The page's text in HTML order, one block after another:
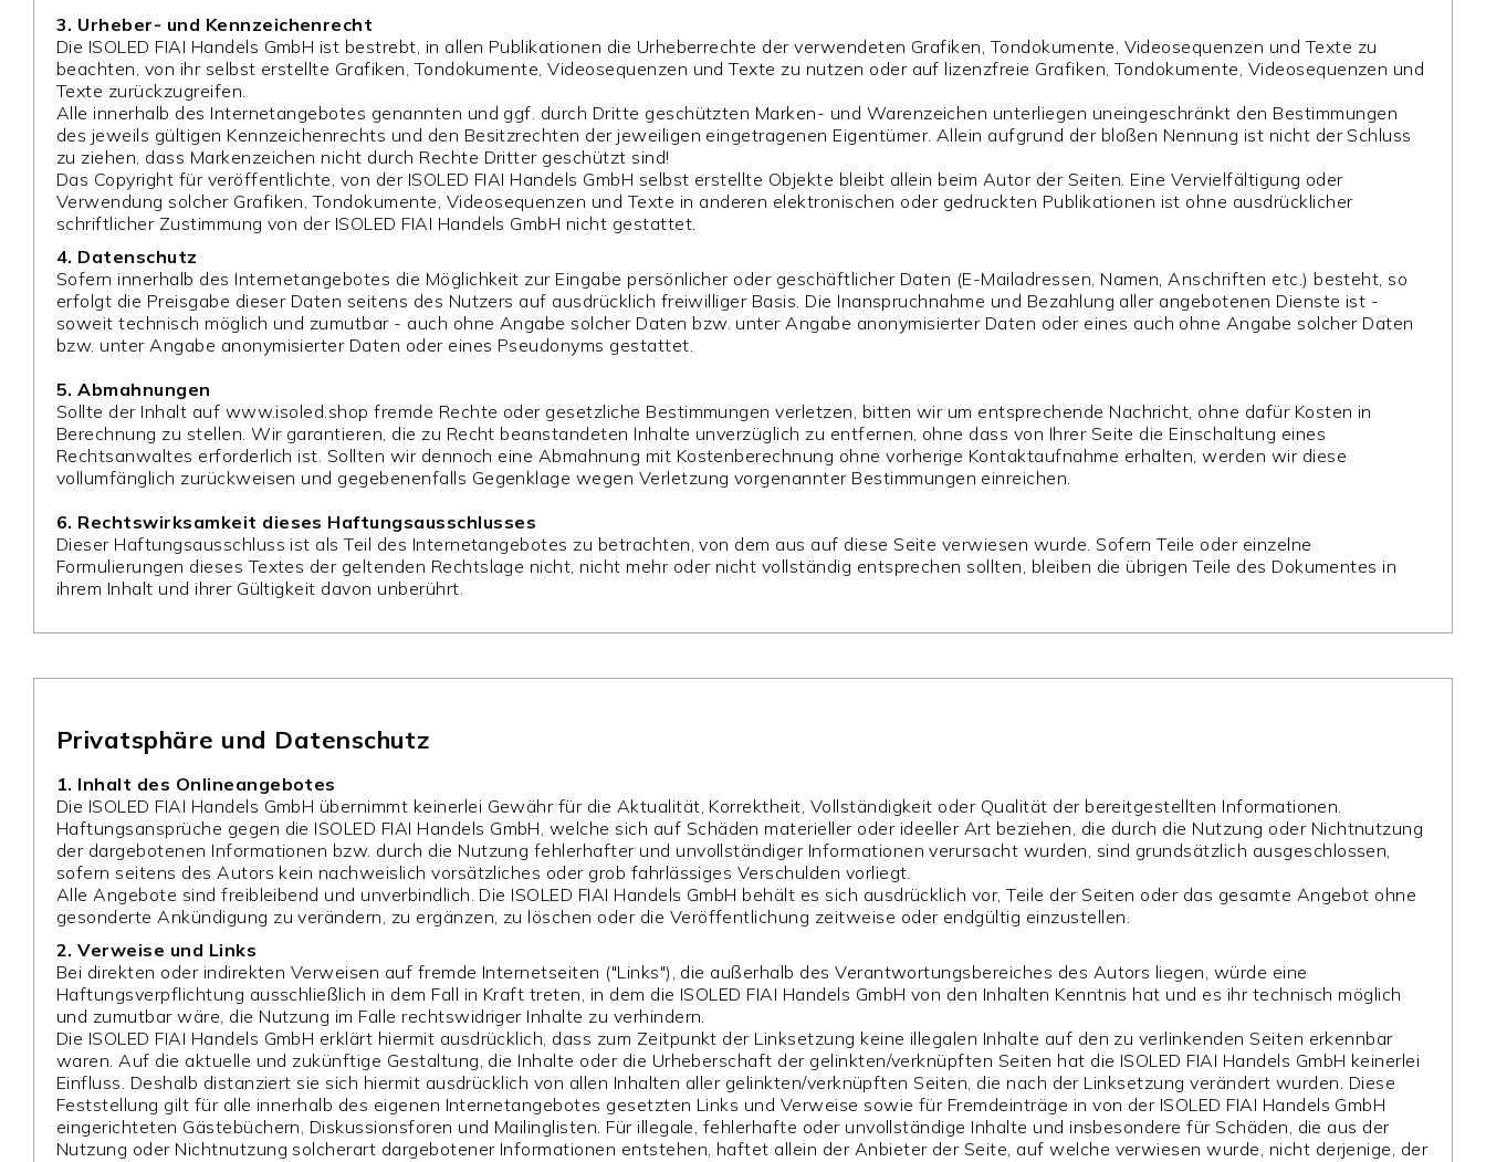
3. Urheber- und Kennzeichenrecht
Die ISOLED FIAI Handels GmbH ist bestrebt, in allen Publikationen die Urheberrechte der verwendeten Grafiken, Tondokumente, Videosequenzen und Texte zu
beachten, von ihr selbst erstellte Grafiken, Tondokumente, Videosequenzen und Texte zu nutzen oder auf lizenzfreie Grafiken, Tondokumente, Videosequenzen und
Texte zurückzugreifen.
Alle innerhalb des Internetangebotes genannten und ggf. durch Dritte geschützten Marken- und Warenzeichen unterliegen uneingeschränkt den Bestimmungen
des jeweils gültigen Kennzeichenrechts und den Besitzrechten der jeweiligen eingetragenen Eigentümer. Allein aufgrund der bloßen Nennung ist nicht der Schluss
zu ziehen, dass Markenzeichen nicht durch Rechte Dritter geschützt sind!
Das Copyright für veröffentlichte, von der ISOLED FIAI Handels GmbH selbst erstellte Objekte bleibt allein beim Autor der Seiten. Eine Vervielfältigung oder
Verwendung solcher Grafiken, Tondokumente, Videosequenzen und Texte in anderen elektronischen oder gedruckten Publikationen ist ohne ausdrücklicher
schriftlicher Zustimmung von der ISOLED FIAI Handels GmbH nicht gestattet.
4. Datenschutz
Sofern innerhalb des Internetangebotes die Möglichkeit zur Eingabe persönlicher oder geschäftlicher Daten (E-Mailadressen, Namen, Anschriften etc.) besteht, so
erfolgt die Preisgabe dieser Daten seitens des Nutzers auf ausdrücklich freiwilliger Basis. Die Inanspruchnahme und Bezahlung aller angebotenen Dienste ist -
soweit technisch möglich und zumutbar - auch ohne Angabe solcher Daten bzw. unter Angabe anonymisierter Daten oder eines auch ohne Angabe solcher Daten
bzw. unter Angabe anonymisierter Daten oder eines Pseudonyms gestattet.
5. Abmahnungen
Sollte der Inhalt auf www.isoled.shop fremde Rechte oder gesetzliche Bestimmungen verletzen, bitten wir um entsprechende Nachricht, ohne dafür Kosten in
Berechnung zu stellen. Wir garantieren, die zu Recht beanstandeten Inhalte unverzüglich zu entfernen, ohne dass von Ihrer Seite die Einschaltung eines
Rechtsanwaltes erforderlich ist. Sollten wir dennoch eine Abmahnung mit Kostenberechnung ohne vorherige Kontaktaufnahme erhalten, werden wir diese
vollumfänglich zurückweisen und gegebenenfalls Gegenklage wegen Verletzung vorgenannter Bestimmungen einreichen.
6. Rechtswirksamkeit dieses Haftungsausschlusses
Dieser Haftungsausschluss ist als Teil des Internetangebotes zu betrachten, von dem aus auf diese Seite verwiesen wurde. Sofern Teile oder einzelne
Formulierungen dieses Textes der geltenden Rechtslage nicht, nicht mehr oder nicht vollständig entsprechen sollten, bleiben die übrigen Teile des Dokumentes in
ihrem Inhalt und ihrer Gültigkeit davon unberührt.
Privatsphäre und Datenschutz
1. Inhalt des Onlineangebotes
Die ISOLED FIAI Handels GmbH übernimmt keinerlei Gewähr für die Aktualität, Korrektheit, Vollständigkeit oder Qualität der bereitgestellten Informationen.
Haftungsansprüche gegen die ISOLED FIAI Handels GmbH, welche sich auf Schäden materieller oder ideeller Art beziehen, die durch die Nutzung oder Nichtnutzung
der dargebotenen Informationen bzw. durch die Nutzung fehlerhafter und unvollständiger Informationen verursacht wurden, sind grundsätzlich ausgeschlossen,
sofern seitens des Autors kein nachweislich vorsätzliches oder grob fahrlässiges Verschulden vorliegt.
Alle Angebote sind freibleibend und unverbindlich. Die ISOLED FIAI Handels GmbH behält es sich ausdrücklich vor, Teile der Seiten oder das gesamte Angebot ohne
gesonderte Ankündigung zu verändern, zu ergänzen, zu löschen oder die Veröffentlichung zeitweise oder endgültig einzustellen.
2. Verweise und Links
Bei direkten oder indirekten Verweisen auf fremde Internetseiten ("Links"), die außerhalb des Verantwortungsbereiches des Autors liegen, würde eine
Haftungsverpflichtung ausschließlich in dem Fall in Kraft treten, in dem die ISOLED FIAI Handels GmbH von den Inhalten Kenntnis hat und es ihr technisch möglich
und zumutbar wäre, die Nutzung im Falle rechtswidriger Inhalte zu verhindern.
Die ISOLED FIAI Handels GmbH erklärt hiermit ausdrücklich, dass zum Zeitpunkt der Linksetzung keine illegalen Inhalte auf den zu verlinkenden Seiten erkennbar
waren. Auf die aktuelle und zukünftige Gestaltung, die Inhalte oder die Urheberschaft der gelinkten/verknüpften Seiten hat die ISOLED FIAI Handels GmbH keinerlei
Einfluss. Deshalb distanziert sie sich hiermit ausdrücklich von allen Inhalten aller gelinkten/verknüpften Seiten, die nach der Linksetzung verändert wurden. Diese
Feststellung gilt für alle innerhalb des eigenen Internetangebotes gesetzten Links und Verweise sowie für Fremdeinträge in von der ISOLED FIAI Handels GmbH
eingerichteten Gästebüchern, Diskussionsforen und Mailinglisten. Für illegale, fehlerhafte oder unvollständige Inhalte und insbesondere für Schäden, die aus der
Nutzung oder Nichtnutzung solcherart dargebotener Informationen entstehen, haftet allein der Anbieter der Seite, auf welche verwiesen wurde, nicht derjenige, der